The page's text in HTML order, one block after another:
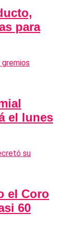
para
el lunes
el Coro
60